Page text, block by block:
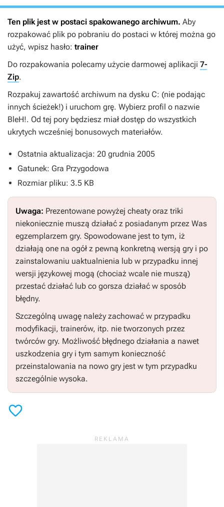
Ten plik jest w postaci spakowanego archiwum. Aby
rozpakować plik po pobraniu do postaci w której można go
użyć, wpisz hasło: trainer
Do rozpakowania polecamy użycie darmowej aplikacji 7-
Zip.
Rozpakuj zawartość archiwum na dysku C: (nie podając
innych ścieżek!) i uruchom grę. Wybierz profil o nazwie
BleH!. Od tej pory będziesz miał dostęp do wszystkich
ukrytych wcześniej bonusowych materiałów.
Ostatnia aktualizacja: 20 grudnia 2005
Gatunek: Gra Przygodowa
Rozmiar pliku: 3.5 KB
Uwaga: Prezentowane powyżej cheaty oraz triki
niekoniecznie muszą działać z posiadanym przez Was
egzemplarzem gry. Spowodowane jest to tym, iż
działają one na ogół z pewną konkretną wersją gry i po
zainstalowaniu uaktualnienia lub w przypadku innej
wersji językowej mogą (chociaż wcale nie muszą)
przestać działać lub co gorsza działać w sposób
błędny.
Szczególną uwagę należy zachować w przypadku
modyfikacji, trainerów, itp. nie tworzonych przez
twórców gry. Możliwość błędnego działania a nawet
uszkodzenia gry i tym samym konieczność
przeinstalowania na nowo gry jest w tym przypadku
szczególnie wysoka.
